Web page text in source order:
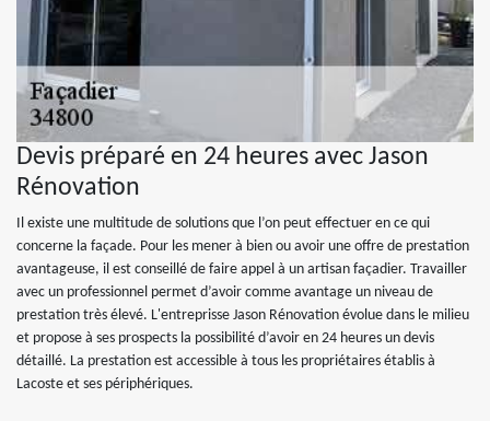
Devis préparé en 24 heures avec Jason
Rénovation
Il existe une multitude de solutions que l’on peut effectuer en ce qui
concerne la façade. Pour les mener à bien ou avoir une offre de prestation
avantageuse, il est conseillé de faire appel à un artisan façadier. Travailler
avec un professionnel permet d’avoir comme avantage un niveau de
prestation très élevé. L'entreprisse Jason Rénovation évolue dans le milieu
et propose à ses prospects la possibilité d’avoir en 24 heures un devis
détaillé. La prestation est accessible à tous les propriétaires établis à
Lacoste et ses périphériques.